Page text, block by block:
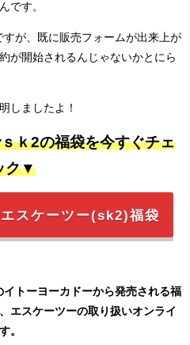
です。
が、既に販売フォームが出来上が
が開始されるんじゃないかとにら
しましたよ！
ｋ2の福袋を今すぐチェ
ク▼
スケーツー(sk2)福袋
トーヨーカドーから発売される福
エスケーツーの取り扱いオンライ
。